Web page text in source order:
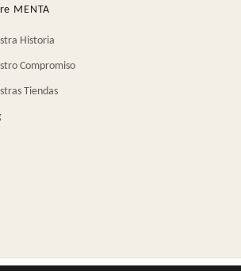
MENTA
Historia
Compromiso
Tiendas